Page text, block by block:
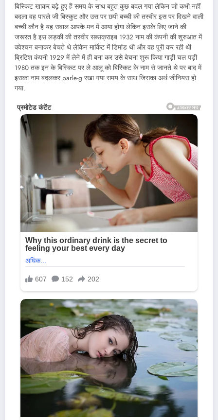
बिस्किट खाकर बढ़े हुए हैं समय के साथ बहुत कुछ बदल गया लेकिन जो कभी नहीं
बदला वह पारले जी बिस्कुट और उस पर छपी बच्ची की तस्वीर इस पर दिखने वाली
बच्ची कौन है यह सवाल आपके मन में आया होगा लेकिन इसके लिए जाने की
जरूरत है इस लड़की की तस्वीर सब्सक्राइब 1932 नाम की कंपनी की शुरुआत में
क्वेश्चन बनाकर बेचते थे लेकिन मार्किट में डिमांड थी और वह पूरी कर रही थी
ब्रिटिश कंपनी 1929 में लेने में ही बना कर उसे बेचना शुरू किया गाड़ी चल पड़ी
1980 तक इन के बिस्किट पर ले आलू को बिस्किट के नाम से जानते थे पर बाद में
इसका नाम बदलकर parle-g रखा गया समय के साथ जिसका अर्थ जीनियस हो
गया.